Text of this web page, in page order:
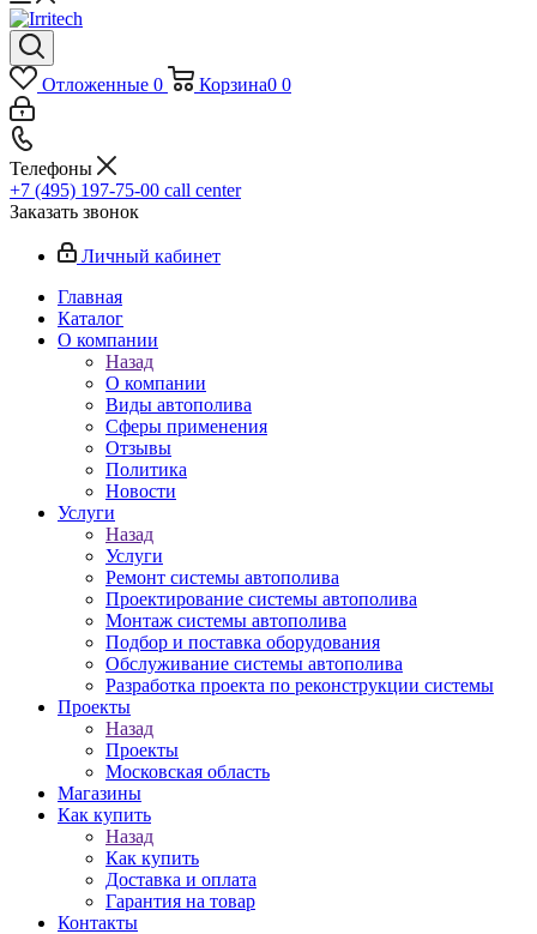
Отложенные 0 Корзина0 0
Телефоны
+7 (495) 197-75-00 call center
Заказать звонок
Личный кабинет
Главная
Каталог
О компании
Назад
О компании
Виды автополива
Сферы применения
Отзывы
Политика
Новости
Услуги
Назад
Услуги
Ремонт системы автополива
Проектирование системы автополива
Монтаж системы автополива
Подбор и поставка оборудования
Обслуживание системы автополива
Разработка проекта по реконструкции системы
Проекты
Назад
Проекты
Московская область
Магазины
Как купить
Назад
Как купить
Доставка и оплата
Гарантия на товар
Контакты